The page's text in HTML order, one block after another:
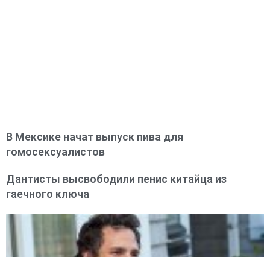
В Мексике начат выпуск пива для
гомосексуалистов
Дантисты высвободили пенис китайца из
гаечного ключа